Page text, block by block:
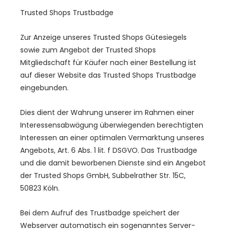
Trusted Shops Trustbadge
Zur Anzeige unseres Trusted Shops Gütesiegels
sowie zum Angebot der Trusted Shops
Mitgliedschaft für Käufer nach einer Bestellung ist
auf dieser Website das Trusted Shops Trustbadge
eingebunden.
Dies dient der Wahrung unserer im Rahmen einer
Interessensabwägung überwiegenden berechtigten
Interessen an einer optimalen Vermarktung unseres
Angebots, Art. 6 Abs. 1 lit. f DSGVO. Das Trustbadge
und die damit beworbenen Dienste sind ein Angebot
der Trusted Shops GmbH, Subbelrather Str. 15C,
50823 Köln.
Bei dem Aufruf des Trustbadge speichert der
Webserver automatisch ein sogenanntes Server-